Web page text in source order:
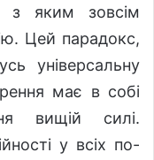
з яким зовсім
Цей парадокс,
універсальну
має в собі
вищій силі.
у всіх по-